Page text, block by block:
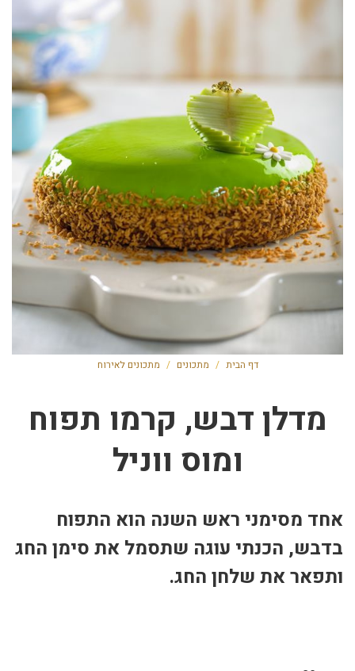
דף הבית / מתכונים / מתכונים לאירוח
מדלן דבש, קרמו תפוח
ומוס ווניל
אחד מסימני ראש השנה הוא התפוח
בדבש, הכנתי עוגה שתסמל את סימן החג
ותפאר את שלחן החג.